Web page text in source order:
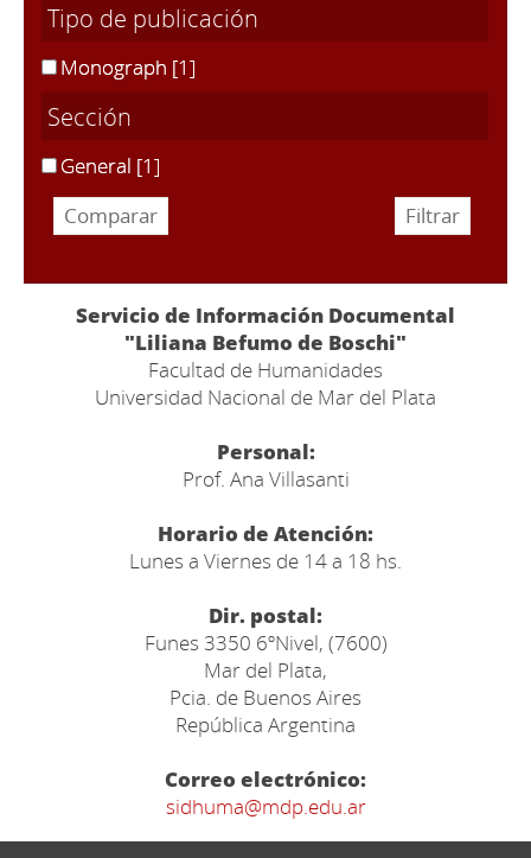
Tipo de publicación
Monograph [1]
Sección
General [1]
Servicio de Información Documental
"Liliana Befumo de Boschi"
Facultad de Humanidades
Universidad Nacional de Mar del Plata
Personal:
Prof. Ana Villasanti
Horario de Atención:
Lunes a Viernes de 14 a 18 hs.
Dir. postal:
Funes 3350 6ºNivel, (7600)
Mar del Plata,
Pcia. de Buenos Aires
República Argentina
Correo electrónico:
sidhuma@mdp.edu.ar